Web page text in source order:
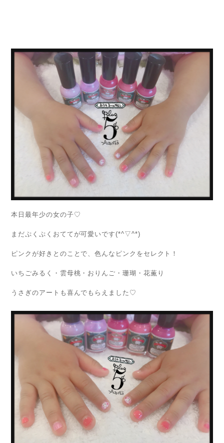
本日最年少の女の子♡
まだぷくぷくおててが可愛いです(*^▽^*)
ピンクが好きとのことで、色んなピンクをセレクト！
いちごみるく・雲母桃・おりんご・珊瑚・花薫り
うさぎのアートも喜んでもらえました♡